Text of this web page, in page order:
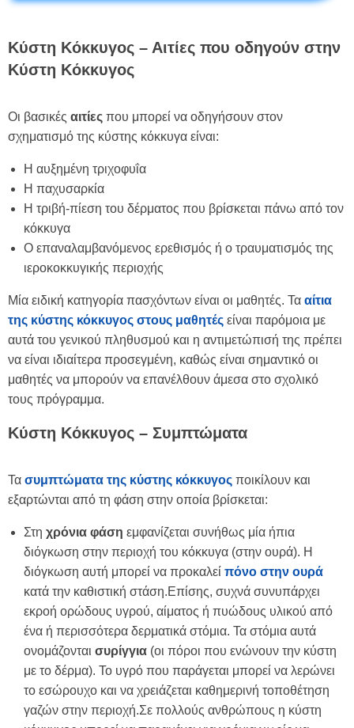
Κύστη Κόκκυγος – Αιτίες που οδηγούν στην
Κύστη Κόκκυγος
Οι βασικές αιτίες που μπορεί να οδηγήσουν στον
σχηματισμό της κύστης κόκκυγα είναι:
Η αυξημένη τριχοφυΐα
Η παχυσαρκία
Η τριβή-πίεση του δέρματος που βρίσκεται πάνω από τον
κόκκυγα
Ο επαναλαμβανόμενος ερεθισμός ή ο τραυματισμός της
ιεροκοκκυγικής περιοχής
Μία ειδική κατηγορία πασχόντων είναι οι μαθητές. Τα αίτια
της κύστης κόκκυγος στους μαθητές είναι παρόμοια με
αυτά του γενικού πληθυσμού και η αντιμετώπισή της πρέπει
να είναι ιδιαίτερα προσεγμένη, καθώς είναι σημαντικό οι
μαθητές να μπορούν να επανέλθουν άμεσα στο σχολικό
τους πρόγραμμα.
Κύστη Κόκκυγος – Συμπτώματα
Τα συμπτώματα της κύστης κόκκυγος ποικίλουν και
εξαρτώνται από τη φάση στην οποία βρίσκεται:
Στη χρόνια φάση εμφανίζεται συνήθως μία ήπια
διόγκωση στην περιοχή του κόκκυγα (στην ουρά). Η
διόγκωση αυτή μπορεί να προκαλεί πόνο στην ουρά
κατά την καθιστική στάση.Επίσης, συχνά συνυπάρχει
εκροή ορώδους υγρού, αίματος ή πυώδους υλικού από
ένα ή περισσότερα δερματικά στόμια. Τα στόμια αυτά
ονομάζονται συρίγγια (οι πόροι που ενώνουν την κύστη
με το δέρμα). Το υγρό που παράγεται μπορεί να λερώνει
το εσώρουχο και να χρειάζεται καθημερινή τοποθέτηση
γαζών στην περιοχή.Σε πολλούς ανθρώπους η κύστη